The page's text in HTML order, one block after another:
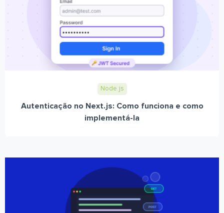
Node.js
Autenticação no Next.js: Como funciona e como
implementá-la